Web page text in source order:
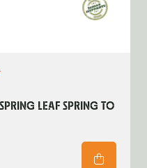
LEAF SPRING TO